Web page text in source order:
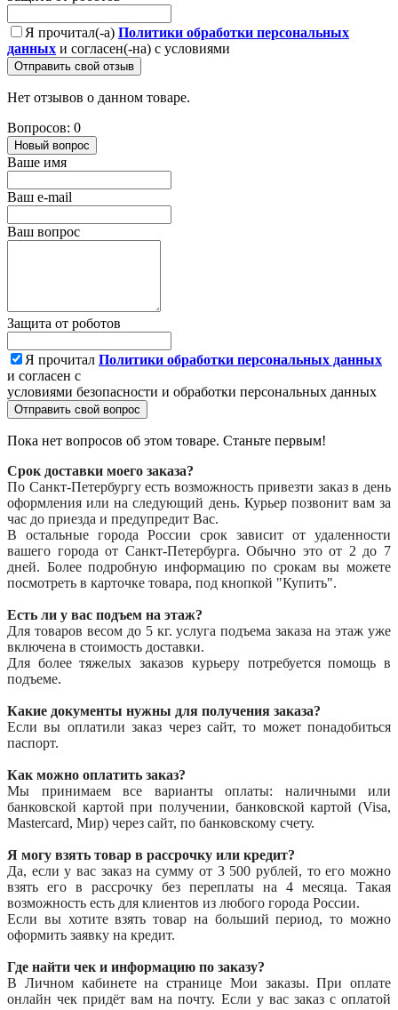
Я прочитал(-а) Политики обработки персональных
данных и согласен(-на) с условиями
Отправить свой отзыв
Нет отзывов о данном товаре.
Вопросов: 0
Новый вопрос
Ваше имя
Ваш e-mail
Ваш вопрос
Защита от роботов
Я прочитал Политики обработки персональных данных
и согласен с
условиями безопасности и обработки персональных данных
Отправить свой вопрос
Пока нет вопросов об этом товаре. Станьте первым!
Срок доставки моего заказа?
По Санкт-Петербургу есть возможность привезти заказ в день
оформления или на следующий день. Курьер позвонит вам за
час до приезда и предупредит Вас.
В остальные города России срок зависит от удаленности
вашего города от Санкт-Петербурга. Обычно это от 2 до 7
дней. Более подробную информацию по срокам вы можете
посмотреть в карточке товара, под кнопкой "Купить".
Есть ли у вас подъем на этаж?
Для товаров весом до 5 кг. услуга подъема заказа на этаж уже
включена в стоимость доставки.
Для более тяжелых заказов курьеру потребуется помощь в
подъеме.
Какие документы нужны для получения заказа?
Если вы оплатили заказ через сайт, то может понадобиться
паспорт.
Как можно оплатить заказ?
Мы принимаем все варианты оплаты: наличными или
банковской картой при получении, банковской картой (Visa,
Mastercard, Мир) через сайт, по банковскому счету.
Я могу взять товар в рассрочку или кредит?
Да, если у вас заказ на сумму от 3 500 рублей, то его можно
взять его в рассрочку без переплаты на 4 месяца. Такая
возможность есть для клиентов из любого города России.
Если вы хотите взять товар на больший период, то можно
оформить заявку на кредит.
Где найти чек и информацию по заказу?
В Личном кабинете на странице Мои заказы. При оплате
онлайн чек придёт вам на почту. Если у вас заказ с оплатой